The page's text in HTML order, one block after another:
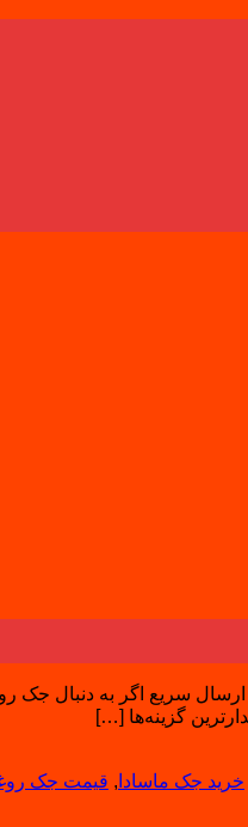
سریع اگر به دنبال
خرید جک ماسادا , قیمت جک